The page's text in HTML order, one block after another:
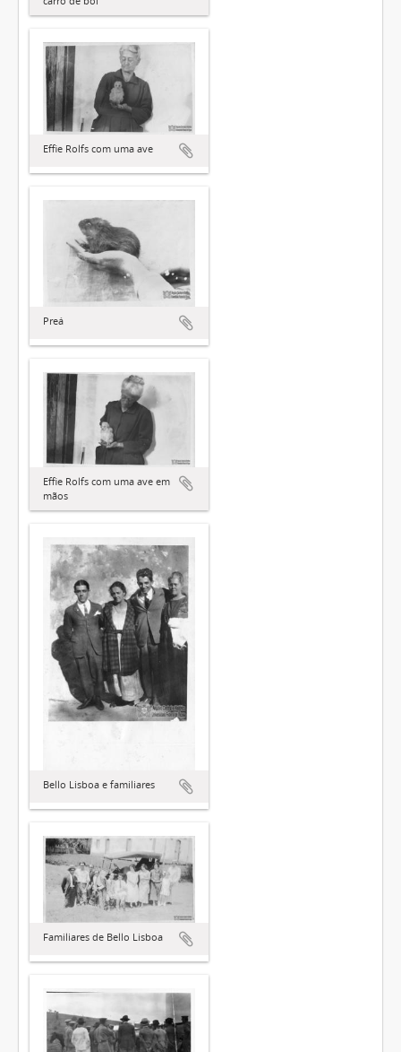
Effie Rolfs com uma ave
Preá
Effie Rolfs com uma ave em
mãos
Bello Lisboa e familiares
Familiares de Bello Lisboa